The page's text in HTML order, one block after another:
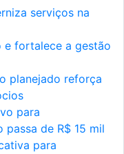
serviços na
e fortalece a gestão
planejado reforça
para
passa de R$ 15 mil
para